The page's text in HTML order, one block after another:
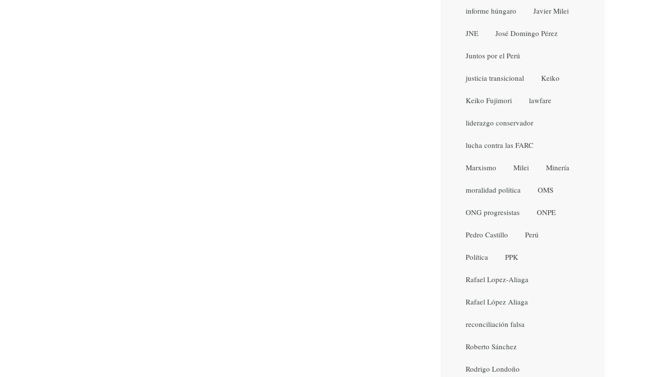
informe húngaro Javier Milei
JNE José Domingo Pérez
Juntos por el Perú
justicia transicional Keiko
Keiko Fujimori lawfare
liderazgo conservador
lucha contra las FARC
Marxismo Milei Minería
moralidad política OMS
ONG progresistas ONPE
Pedro Castillo Perú
Política PPK
Rafael Lopez-Aliaga
Rafael López Aliaga
reconciliación falsa
Roberto Sánchez
Rodrigo Londoño